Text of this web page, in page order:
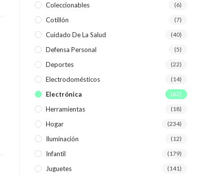
Coleccionables (6)
Cotillón (7)
Cuidado De La Salud (40)
Defensa Personal (5)
Deportes (22)
Electrodomésticos (14)
Electrónica (62)
Herramientas (18)
Hogar (234)
Iluminación (12)
Infantil (179)
Juguetes (141)